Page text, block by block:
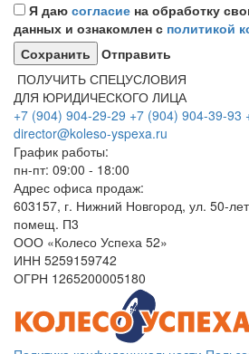
Я даю согласие на обработку
данных и ознакомлен с политикой
Отправить
ПОЛУЧИТЬ СПЕЦУСЛОВИЯ
ДЛЯ ЮРИДИЧЕСКОГО ЛИЦА
+7 (904) 904-29-29 +7 (904) 904-39-93
director@koleso-yspexa.ru
График работы:
пн-пт: 09:00 - 18:00
Адрес офиса продаж:
603157, г. Нижний Новгород, ул. 50-
помещ. П3
ООО «Колесо Успеха 52»
ИНН 5259159742
ОГРН 1265200005180